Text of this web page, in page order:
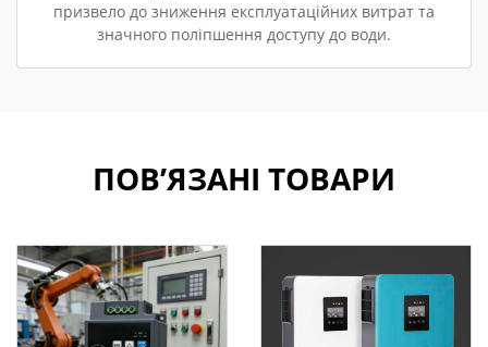
призвело до зниження експлуатаційних витрат та
значного поліпшення доступу до води.
ПОВ’ЯЗАНІ ТОВАРИ